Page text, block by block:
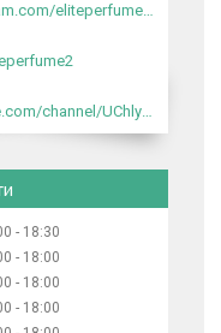
https://www.instagram.com/eliteperfume2030/
https://www.youtube.com/channel/UChlyrHV155UsxbND9N3hYJA
18:30
18:00
18:00
18:00